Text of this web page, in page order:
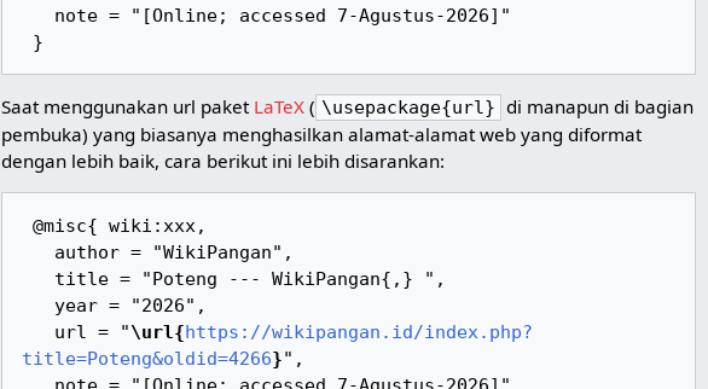
Saat menggunakan url paket LaTeX ( \usepackage{url} di manapun di bagian
pembuka) yang biasanya menghasilkan alamat-alamat web yang diformat
dengan lebih baik, cara berikut ini lebih disarankan:
   url = "
\url{https://wikipangan.id/index.php?
title=Poteng&oldid=4266}",